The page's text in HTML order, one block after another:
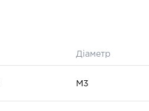
Діаметр
М3